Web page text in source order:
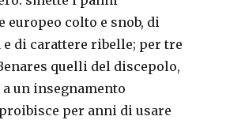
europeo colto e snob, di
di carattere ribelle; per tre
quelli del discepolo,
un insegnamento
per anni di usare